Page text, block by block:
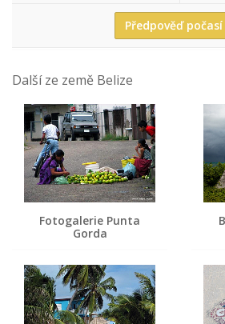
Předpověď počasí
Další ze země Belize
Fotogalerie Punta
Gorda